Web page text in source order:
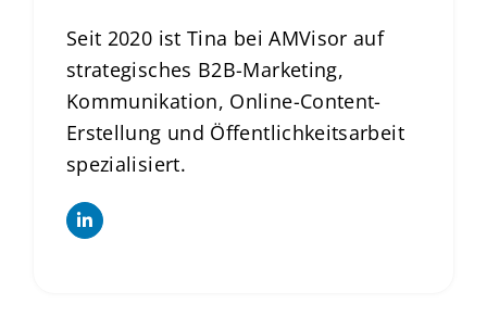
Seit 2020 ist Tina bei AMVisor auf
strategisches B2B-Marketing,
Kommunikation, Online-Content-
Erstellung und Öffentlichkeitsarbeit
spezialisiert.